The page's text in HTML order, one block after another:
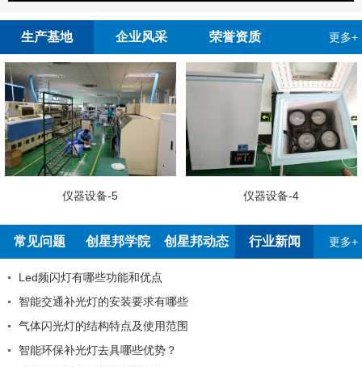
生产基地 企业风采 荣誉资质 更多+
仪器设备-5 仪器设备-4
常见问题 创星邦学院 创星邦动态 行业新闻 更多+
Led频闪灯有哪些功能和优点
智能交通补光灯的安装要求有哪些
气体闪光灯的结构特点及使用范围
智能环保补光灯去具哪些优势？